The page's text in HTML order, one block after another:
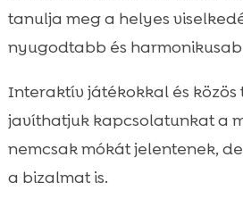
tanulja meg a helyes
nyugodtabb és
Interaktív játékokkal és
javíthatjuk kapcsolatunkat a
nemcsak mókát jelentenek,
a bizalmat is.